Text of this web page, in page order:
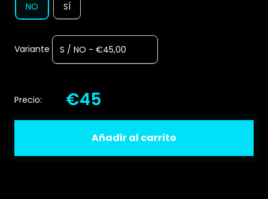
NO
SÍ
Variante
Precio: €45
Añadir al carrito